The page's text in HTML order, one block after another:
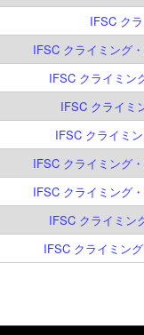
IFSC ク
IFSC クライミング
IFSC クライミン
IFSC クライミ
IFSC クライミ
IFSC クライミング
IFSC クライミング
IFSC クライミン
IFSC クライミン